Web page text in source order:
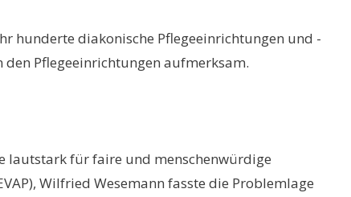
hunderte diakonische Pflegeeinrichtungen und -
Pflegeeinrichtungen aufmerksam.
lautstark für faire und menschenwürdige
Wilfried Wesemann fasste die Problemlage